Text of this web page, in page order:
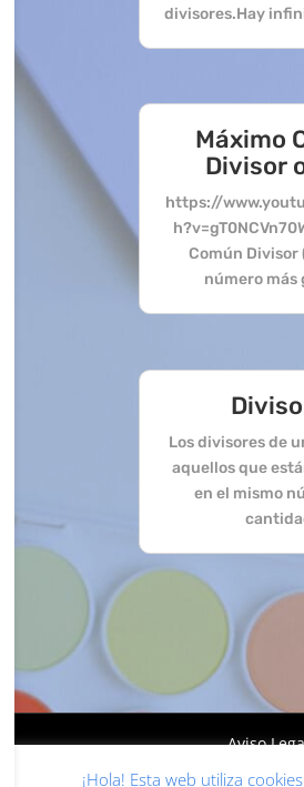
divisores.Hay
Máximo
Divisor
https://
Común Divisor
número más
Los divisores de
aquellos que
en el mismo
Aviso
¡Hola! Esta web utiliza